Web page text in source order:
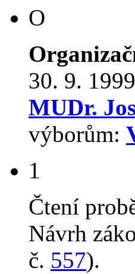
O
30. 9.
MUDr.
výborům:
1
Čtení
Návrh
č. 557).